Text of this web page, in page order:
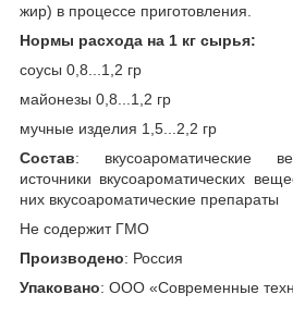
жир) в процессе приготовления.
Нормы расхода на 1 кг сырья:
соусы 0,8...1,2 гр
майонезы 0,8...1,2 гр
мучные изделия 1,5...2,2 гр
Состав: вкусоароматические
источники вкусоароматических
них вкусоароматические препараты
Не содержит ГМО
Производено: Россия
Упаковано: ООО «Современные